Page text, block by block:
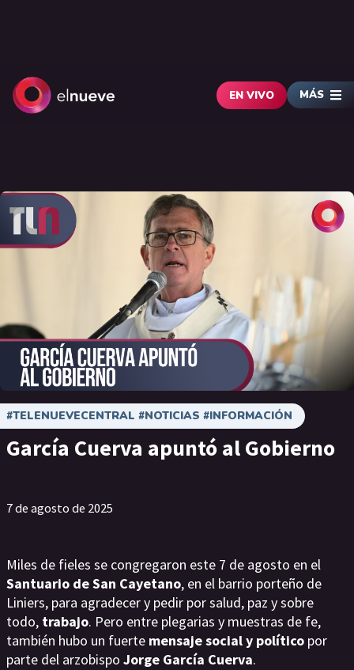
EN VIVO MÁS
#TELENUEVECENTRAL #NOTICIAS #INFORMACIÓN
García Cuerva apuntó al Gobierno
7 de agosto de 2025
Miles de fieles se congregaron este 7 de agosto en el
Santuario de San Cayetano, en el barrio porteño de
Liniers, para agradecer y pedir por salud, paz y sobre
todo, trabajo. Pero entre plegarias y muestras de fe,
también hubo un fuerte mensaje social y político por
parte del arzobispo Jorge García Cuerva.